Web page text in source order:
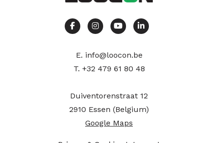
E. info@loocon.be
T. +32 479 61 80 48
Duiventorenstraat 12
2910 Essen (Belgium)
Google Maps